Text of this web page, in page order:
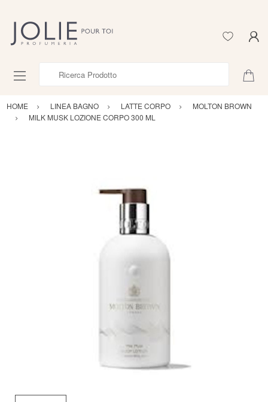
HOME LINEA BAGNO LATTE CORPO
MOLTON BROWN
MILK MUSK LOZIONE CORPO 300 ML